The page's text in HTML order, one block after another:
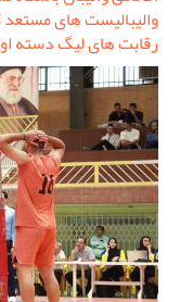
والیبالیست های
رقابت های لیگ دسته